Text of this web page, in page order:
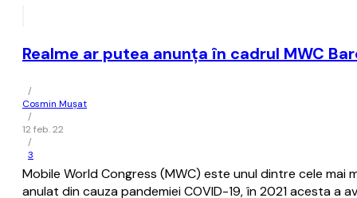
Realme ar putea anunţa în cadrul MWC
/
Cosmin Mușat
/
12 feb. 22
/
3
Mobile World Congress (MWC) este unul dintre cele
anulat din cauza pandemiei COVID-19, în 2021 acesta